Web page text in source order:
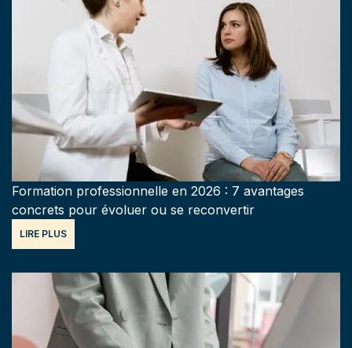
Formation professionnelle en 2026 : 7 avantages
concrets pour évoluer ou se reconvertir
LIRE PLUS